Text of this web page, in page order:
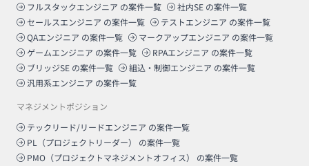
フルスタックエンジニア の案件一覧 社内SE の案件一覧
セールスエンジニア の案件一覧 テストエンジニア の案件一覧
QAエンジニア の案件一覧 マークアップエンジニア の案件一覧
ゲームエンジニア の案件一覧 RPAエンジニア の案件一覧
ブリッジSE の案件一覧 組込・制御エンジニア の案件一覧
汎用系エンジニア の案件一覧
マネジメントポジション
テックリード/リードエンジニア の案件一覧
PL（プロジェクトリーダー）
の案件一覧
PMO（プロジェクトマネジメントオフィス）
の案件一覧